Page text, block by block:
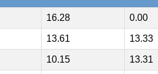
16.28 0.00
13.61 13.33
10.15 13.31